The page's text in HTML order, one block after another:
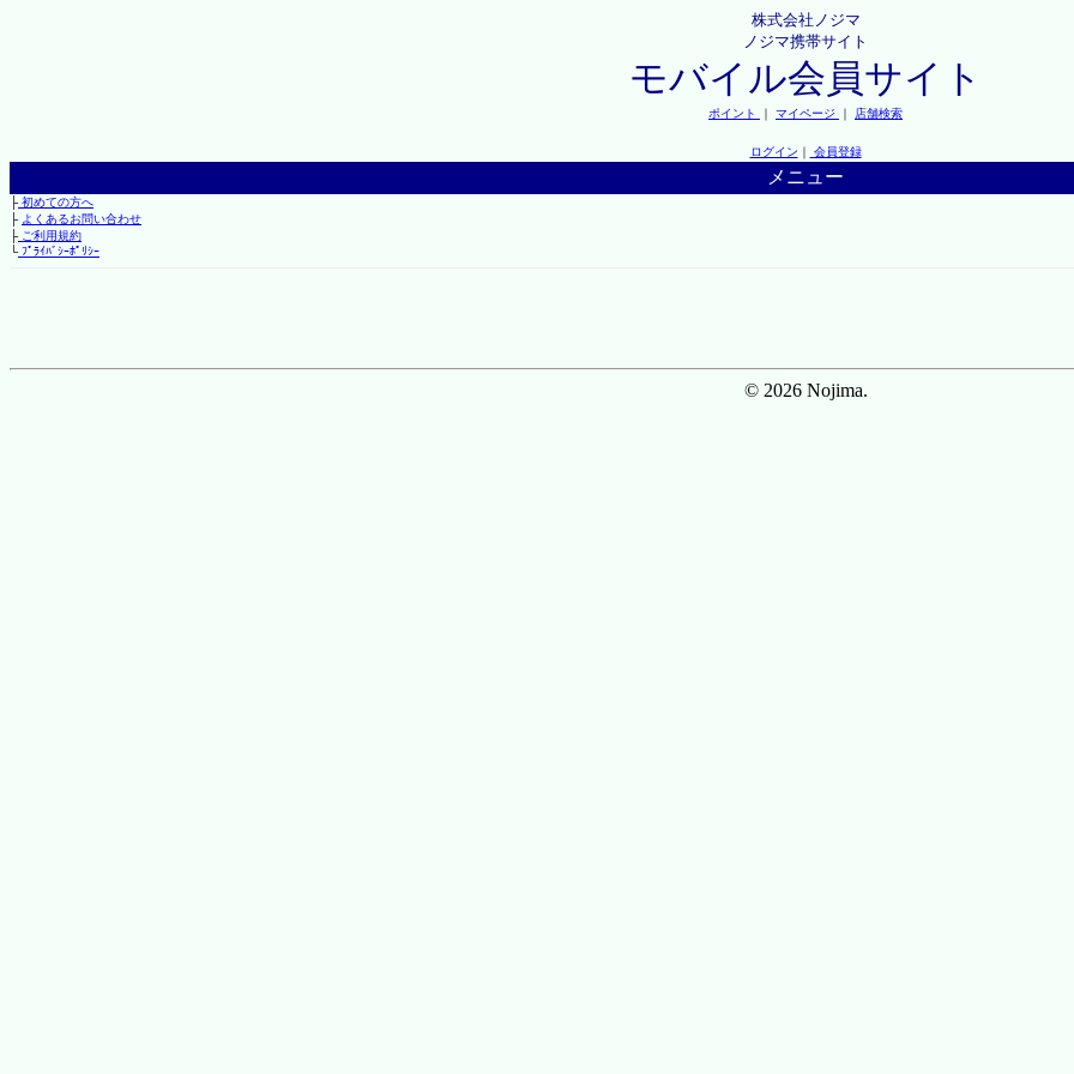
株式会社ノジマ
ノジマ携帯サイト
モバイル会員サイト
ポイント ｜ マイページ ｜ 店舗検索
ログイン ｜ 会員登録
メニュー
├初めての方へ
├ よくあるお問い合わせ
├ご利用規約
└ﾌﾟﾗｲﾊﾞｼｰﾎﾟﾘｼｰ
© 2026 Nojima.